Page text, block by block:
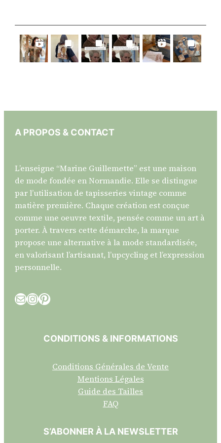
A PROPOS & CONTACT
L’enseigne “Marine Guillemette” est une maison
de mode fondée en Normandie. Elle se distingue
par l’utilisation de tapisseries vintage comme
matière première. Chaque création est conçue
comme une oeuvre textile, pensée comme un art à
porter. À travers cette démarche, la marque
propose une alternative à la mode standardisée,
en valorisant l’artisanat, l’upcycling et l’expression
personnelle.
E-mail InstagramPinterest
CONDITIONS & INFORMATIONS
Conditions Générales de Vente
Mentions Légales
Guide des Tailles
FAQ
S’ABONNER À LA NEWSLETTER